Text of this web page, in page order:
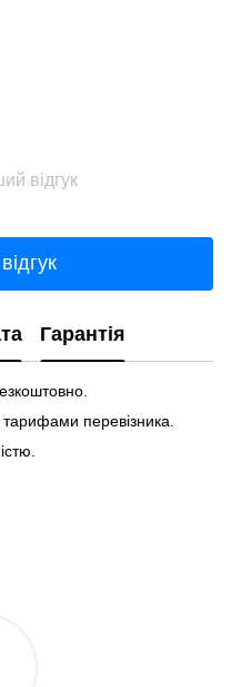
відгук
Гарантія
перевізника.